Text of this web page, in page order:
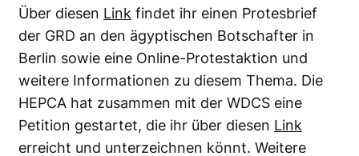
Über diesen Link findet ihr einen Protesbrief
der GRD an den ägyptischen Botschafter in
Berlin sowie eine Online-Protestaktion und
weitere Informationen zu diesem Thema. Die
HEPCA hat zusammen mit der WDCS eine
Petition gestartet, die ihr über diesen Link
erreicht und unterzeichnen könnt. Weitere